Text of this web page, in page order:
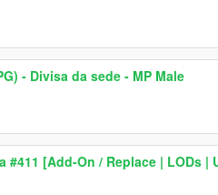
- Divisa da sede - MP Male
#411 [Add-On / Replace | LODs |